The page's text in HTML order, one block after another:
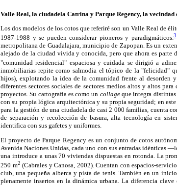
Valle Real, la ciudadela Catrina y Parque Regency, la vecindad
Los dos modelos de los cotos que referiré son un Valle Real de
1987-1988 y se pueden considerar pioneros y paradigmáticos.3
metropolitana de Guadalajara, municipio de Zapopan. Es un
alejado de la ciudad vivida y conocida, pero que ahora es parte
"comunidad residencial" espaciosa y cuidada se dirigió a
inmobiliarias repite como salmodia el tópico de la "felicidad"
hijos), explotando la idea de la comunidad frente al desorden
diferentes sectores sociales de sectores medios altos y altos
proyectos. Su cartografía es como un collageque integra distintas
con su propia lógica arquitectónica y su propia seguridad; en
para la gestión de una ciudadela de casi 2 000 familias, cuenta
de separación y recolección de basura, alta tecnología en
identifica con sus gafetes y uniformes.
El proyecto de Parque Regency es un conjunto de cotos
Avenida Naciones Unidas, cada uno con sus entradas idénticas
una introduce a unas 70 viviendas dispuestas en rotonda. La
250 m2 (Cabrales y Canosa, 2002). Cuentan con espacios-
club, una pequeña alberca y pista de tenis. También en un
plenamente insertos en la dinámica urbana. La diferencia